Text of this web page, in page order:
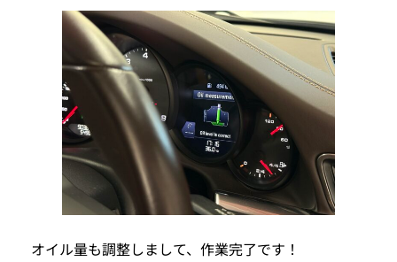
オイル量も調整しまして、作業完了です！